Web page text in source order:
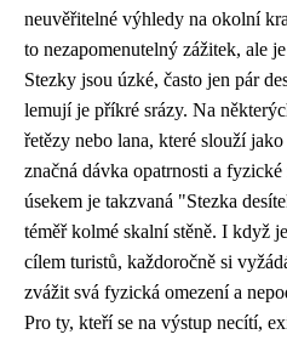
neuvěřitelné výhledy na okolní
to nezapomenutelný zážitek, ale
Stezky jsou úzké, často jen pár
lemují je příkré srázy. Na
řetězy nebo lana, které slouží
značná dávka opatrnosti a
úsekem je takzvaná "Stezka
téměř kolmé skalní stěně. I když
cílem turistů, každoročně si
zvážit svá fyzická omezení a
Pro ty, kteří se na výstup necítí,